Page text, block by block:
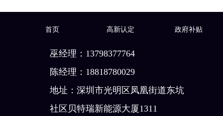
首页 高新认定 政府补贴
巫经理：13798377764
陈经理：18818780029
地址：深圳市光明区凤凰街道东坑
社区贝特瑞新能源大厦1311